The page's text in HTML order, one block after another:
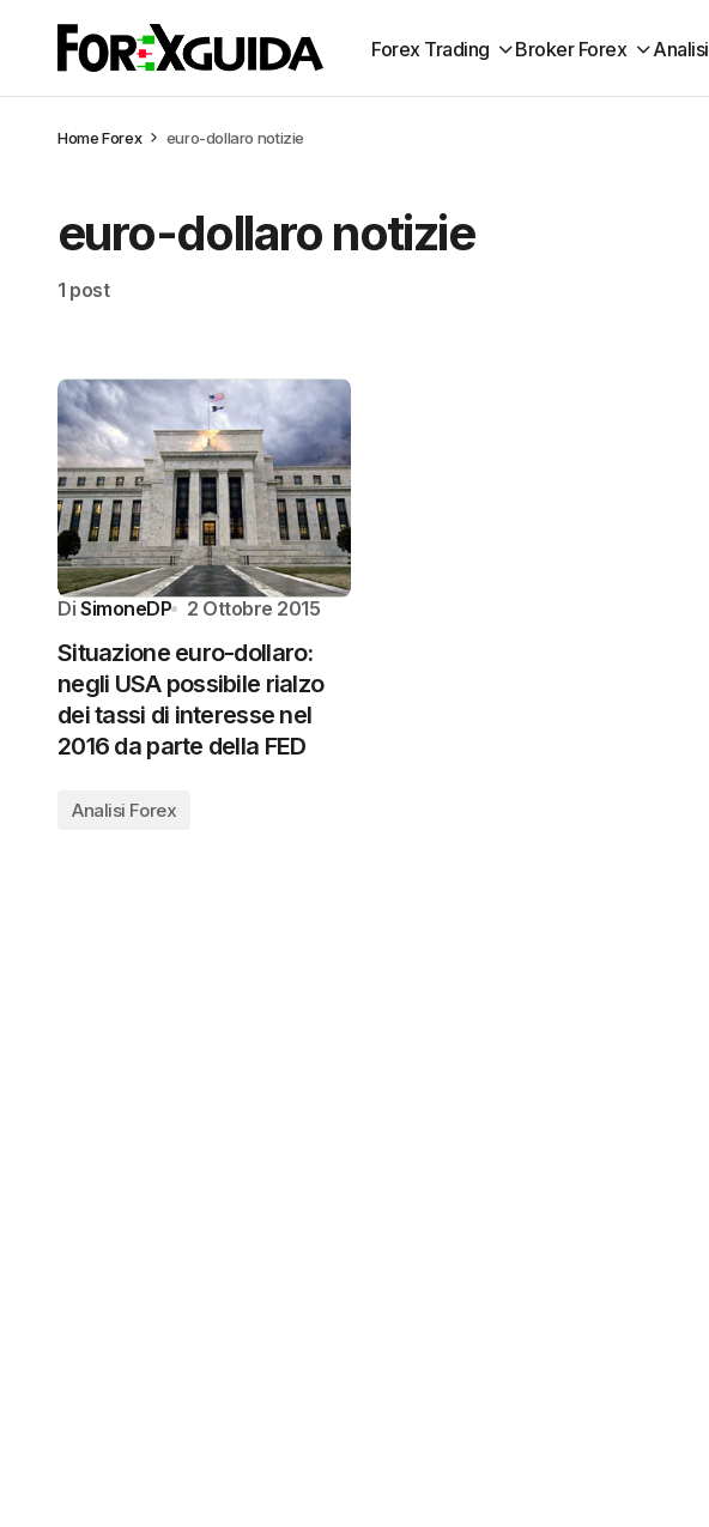
Forex Trading Broker Forex
HomeForex euro-dollaro notizie
euro-dollaro notizie
1 post
Di SimoneDP 2 Ottobre 2015
Situazione euro-dollaro:
negli USA possibile rialzo
dei tassi di interesse nel
2016 da parte della FED
Analisi Forex